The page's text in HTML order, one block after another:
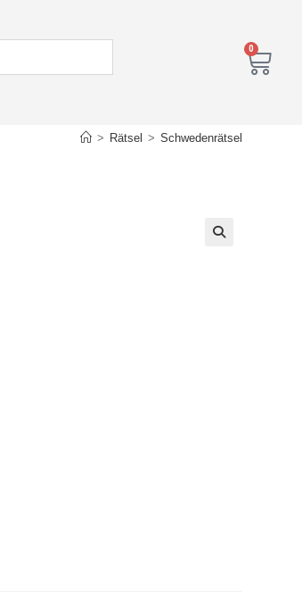
0
> Rätsel > Schwedenrätsel